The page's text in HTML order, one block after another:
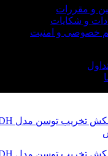
و مقررات
و شکایات
خصوصی و امنیت